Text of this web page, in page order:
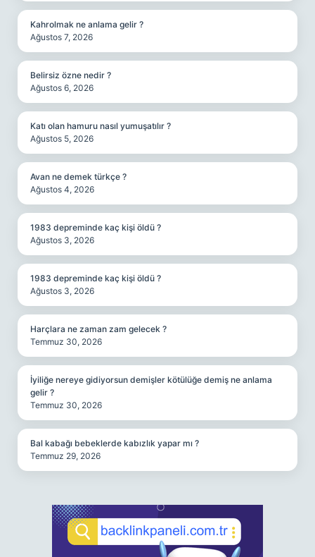
Kahrolmak ne anlama gelir ?
Ağustos 7, 2026
Belirsiz özne nedir ?
Ağustos 6, 2026
Katı olan hamuru nasıl yumuşatılır ?
Ağustos 5, 2026
Avan ne demek türkçe ?
Ağustos 4, 2026
1983 depreminde kaç kişi öldü ?
Ağustos 3, 2026
1983 depreminde kaç kişi öldü ?
Ağustos 3, 2026
Harçlara ne zaman zam gelecek ?
Temmuz 30, 2026
İyiliğe nereye gidiyorsun demişler kötülüğe demiş ne anlama
gelir ?
Temmuz 30, 2026
Bal kabağı bebeklerde kabızlık yapar mı ?
Temmuz 29, 2026